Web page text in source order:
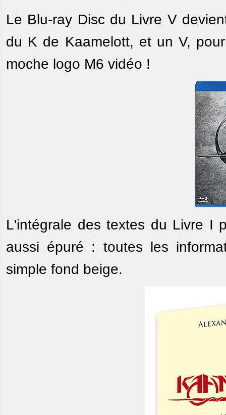
Le Blu-ray Disc du Livre V
du K de Kaamelott, et un V,
moche logo M6 vidéo !
L'intégrale des textes du Livre I
aussi épuré : toutes les
simple fond beige.